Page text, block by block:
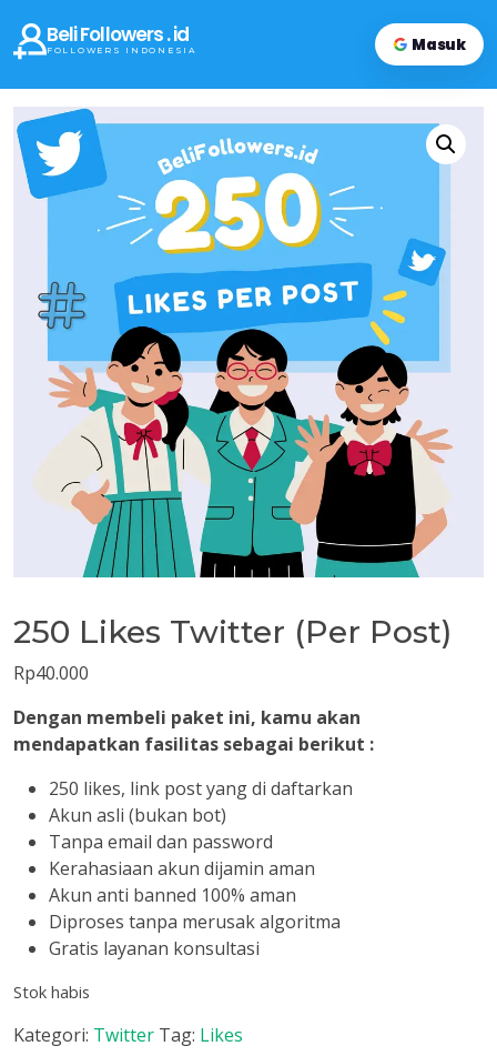
Beli Followers . id
FOLLOWERS INDONESIA Masuk
250 Likes Twitter (Per Post)
Rp40.000
Dengan membeli paket ini, kamu akan
mendapatkan fasilitas sebagai berikut :
250 likes, link post yang di daftarkan
Akun asli (bukan bot)
Tanpa email dan password
Kerahasiaan akun dijamin aman
Akun anti banned 100% aman
Diproses tanpa merusak algoritma
Gratis layanan konsultasi
Stok habis
Kategori: Twitter Tag: Likes